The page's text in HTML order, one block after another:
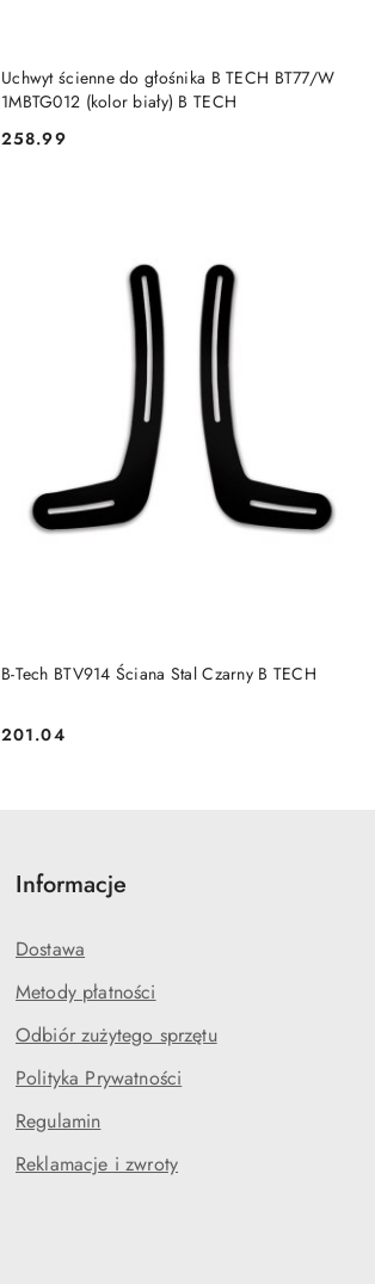
Uchwyt ścienne do głośnika B TECH BT77/W
1MBTG012 (kolor biały) B TECH
Cena:
258.99
DO KOSZYKA
B-Tech BTV914 Ściana Stal Czarny B TECH
Cena:
201.04
PRODUKT NIEDOSTĘPNY
Informacje
Dostawa
Metody płatności
Odbiór zużytego sprzętu
Polityka Prywatności
Regulamin
Reklamacje i zwroty